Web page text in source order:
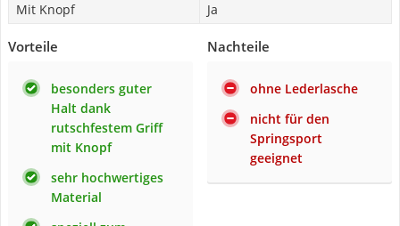
Mit Knopf
Ja
Vorteile
besonders guter
Halt dank
rutschfestem Griff
mit Knopf
sehr hochwertiges
Material
Nachteile
ohne Lederlasche
nicht für den
Springsport
geeignet